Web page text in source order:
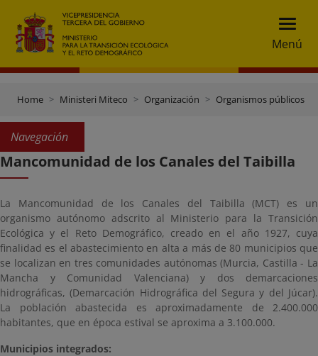
Menú
Home Ministeri Miteco Organización Organismos públicos
Navegación
Mancomunidad de los Canales del Taibilla
La Mancomunidad de los Canales del Taibilla (MCT) es un
organismo autónomo adscrito al Ministerio para la Transición
Ecológica y el Reto Demográfico, creado en el año 1927, cuya
finalidad es el abastecimiento en alta a más de 80 municipios que
se localizan en tres comunidades autónomas (Murcia, Castilla - La
Mancha y Comunidad Valenciana) y dos demarcaciones
hidrográficas, (Demarcación Hidrográfica del Segura y del Júcar).
La población abastecida es aproximadamente de 2.400.000
habitantes, que en época estival se aproxima a 3.100.000.
Municipios integrados: